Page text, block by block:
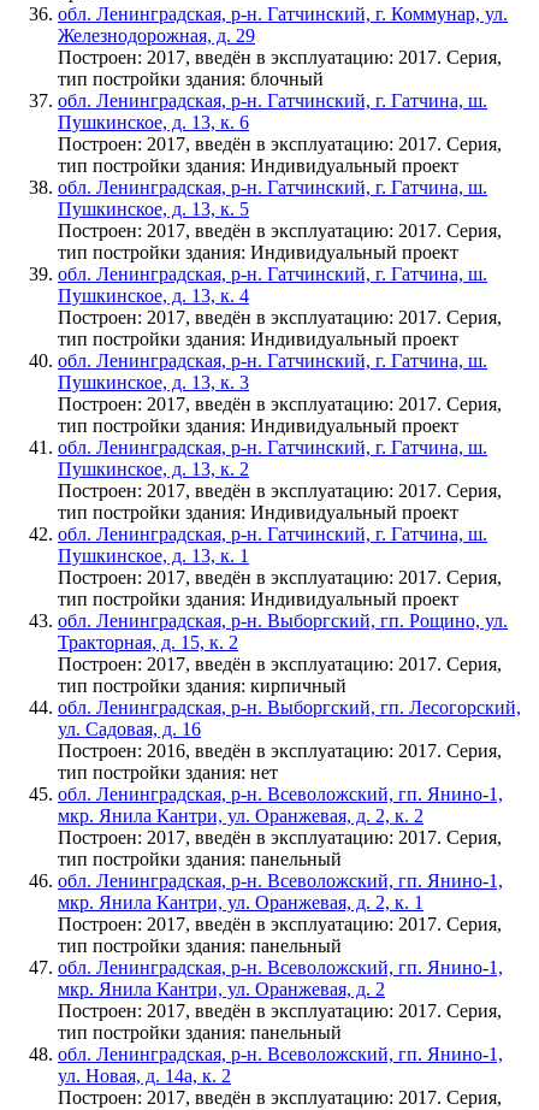
обл. Ленинградская, р-н. Гатчинский, г. Коммунар, ул.
Железнодорожная, д. 29
Построен: 2017, введён в эксплуатацию: 2017. Серия,
тип постройки здания: блочный
обл. Ленинградская, р-н. Гатчинский, г. Гатчина, ш.
Пушкинское, д. 13, к. 6
Построен: 2017, введён в эксплуатацию: 2017. Серия,
тип постройки здания: Индивидуальный проект
обл. Ленинградская, р-н. Гатчинский, г. Гатчина, ш.
Пушкинское, д. 13, к. 5
Построен: 2017, введён в эксплуатацию: 2017. Серия,
тип постройки здания: Индивидуальный проект
обл. Ленинградская, р-н. Гатчинский, г. Гатчина, ш.
Пушкинское, д. 13, к. 4
Построен: 2017, введён в эксплуатацию: 2017. Серия,
тип постройки здания: Индивидуальный проект
обл. Ленинградская, р-н. Гатчинский, г. Гатчина, ш.
Пушкинское, д. 13, к. 3
Построен: 2017, введён в эксплуатацию: 2017. Серия,
тип постройки здания: Индивидуальный проект
обл. Ленинградская, р-н. Гатчинский, г. Гатчина, ш.
Пушкинское, д. 13, к. 2
Построен: 2017, введён в эксплуатацию: 2017. Серия,
тип постройки здания: Индивидуальный проект
обл. Ленинградская, р-н. Гатчинский, г. Гатчина, ш.
Пушкинское, д. 13, к. 1
Построен: 2017, введён в эксплуатацию: 2017. Серия,
тип постройки здания: Индивидуальный проект
обл. Ленинградская, р-н. Выборгский, гп. Рощино, ул.
Тракторная, д. 15, к. 2
Построен: 2017, введён в эксплуатацию: 2017. Серия,
тип постройки здания: кирпичный
обл. Ленинградская, р-н. Выборгский, гп. Лесогорский,
ул. Садовая, д. 16
Построен: 2016, введён в эксплуатацию: 2017. Серия,
тип постройки здания: нет
обл. Ленинградская, р-н. Всеволожский, гп. Янино-1,
мкр. Янила Кантри, ул. Оранжевая, д. 2, к. 2
Построен: 2017, введён в эксплуатацию: 2017. Серия,
тип постройки здания: панельный
обл. Ленинградская, р-н. Всеволожский, гп. Янино-1,
мкр. Янила Кантри, ул. Оранжевая, д. 2, к. 1
Построен: 2017, введён в эксплуатацию: 2017. Серия,
тип постройки здания: панельный
обл. Ленинградская, р-н. Всеволожский, гп. Янино-1,
мкр. Янила Кантри, ул. Оранжевая, д. 2
Построен: 2017, введён в эксплуатацию: 2017. Серия,
тип постройки здания: панельный
обл. Ленинградская, р-н. Всеволожский, гп. Янино-1,
ул. Новая, д. 14а, к. 2
Построен: 2017, введён в эксплуатацию: 2017. Серия,